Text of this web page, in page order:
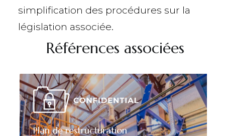
simplification des procédures sur la
législation associée.
Références associées
Plan de restructuration